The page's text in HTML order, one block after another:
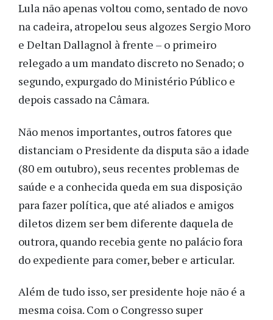
Lula não apenas voltou como, sentado de novo
na cadeira, atropelou seus algozes Sergio Moro
e Deltan Dallagnol à frente – o primeiro
relegado a um mandato discreto no Senado; o
segundo, expurgado do Ministério Público e
depois cassado na Câmara.
Não menos importantes, outros fatores que
distanciam o Presidente da disputa são a idade
(80 em outubro), seus recentes problemas de
saúde e a conhecida queda em sua disposição
para fazer política, que até aliados e amigos
diletos dizem ser bem diferente daquela de
outrora, quando recebia gente no palácio fora
do expediente para comer, beber e articular.
Além de tudo isso, ser presidente hoje não é a
mesma coisa. Com o Congresso super